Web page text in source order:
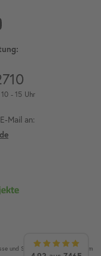
- 15 Uhr
Mail an:
und Speditionsware. 2) Ab einem